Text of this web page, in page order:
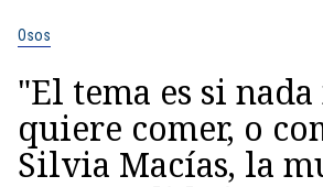
Osos
"El tema es si nada
quiere comer, o
Silvia Macías, la